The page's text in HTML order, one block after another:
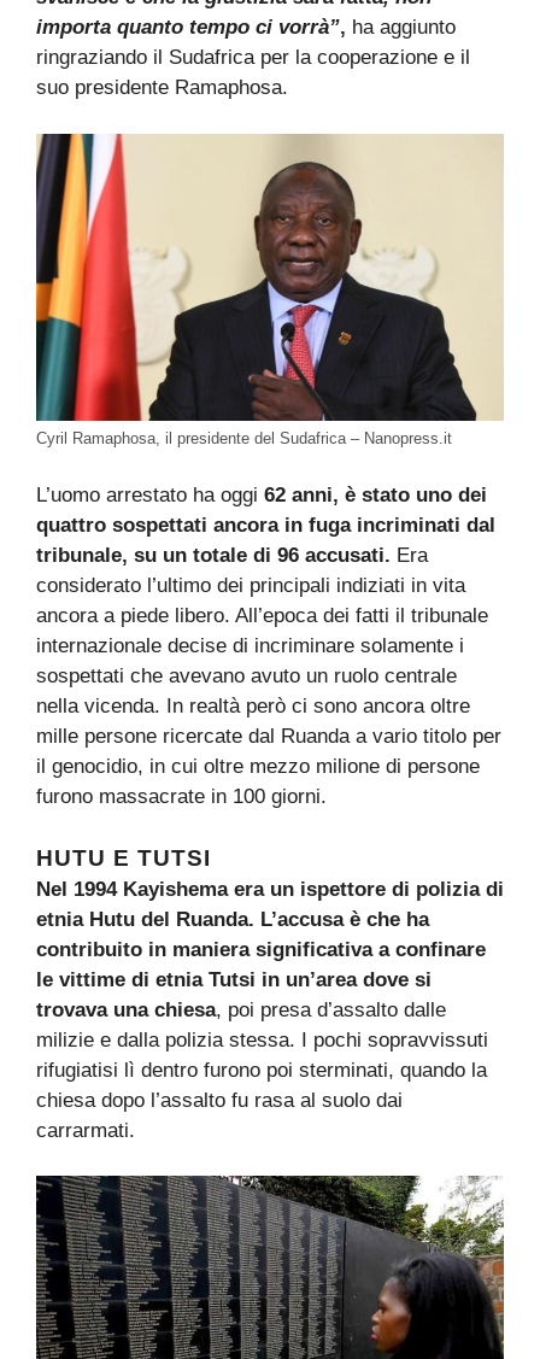
importa quanto tempo ci vorrà”, ha aggiunto
ringraziando il Sudafrica per la cooperazione e il
suo presidente Ramaphosa.
Cyril Ramaphosa, il presidente del Sudafrica – Nanopress.it
L’uomo arrestato ha oggi 62 anni, è stato uno dei
quattro sospettati ancora in fuga incriminati dal
tribunale, su un totale di 96 accusati. Era
considerato l’ultimo dei principali indiziati in vita
ancora a piede libero. All’epoca dei fatti il tribunale
internazionale decise di incriminare solamente i
sospettati che avevano avuto un ruolo centrale
nella vicenda. In realtà però ci sono ancora oltre
mille persone ricercate dal Ruanda a vario titolo per
il genocidio, in cui oltre mezzo milione di persone
furono massacrate in 100 giorni.
HUTU E TUTSI
Nel 1994 Kayishema era un ispettore di polizia di
etnia Hutu del Ruanda. L’accusa è che ha
contribuito in maniera significativa a confinare
le vittime di etnia Tutsi in un’area dove si
trovava una chiesa, poi presa d’assalto dalle
milizie e dalla polizia stessa. I pochi sopravvissuti
rifugiatisi lì dentro furono poi sterminati, quando la
chiesa dopo l’assalto fu rasa al suolo dai
carrarmati.